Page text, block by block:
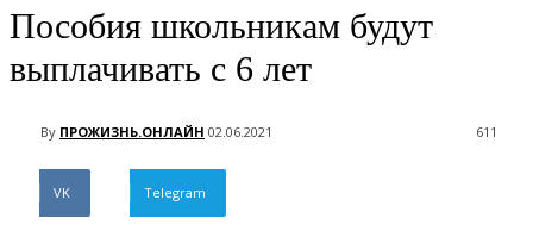
Пособия школьникам будут
выплачивать с 6 лет
By ПРОЖИЗНЬ.ОНЛАЙН 02.06.2021 611
VK Telegram